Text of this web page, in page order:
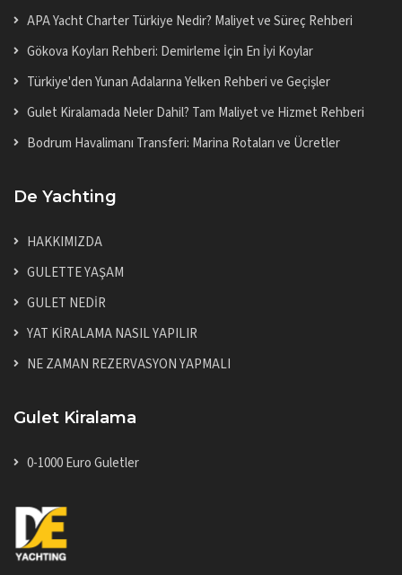
APA Yacht Charter Türkiye Nedir? Maliyet ve Süreç Rehberi
Gökova Koyları Rehberi: Demirleme İçin En İyi Koylar
Türkiye'den Yunan Adalarına Yelken Rehberi ve Geçişler
Gulet Kiralamada Neler Dahil? Tam Maliyet ve Hizmet Rehberi
Bodrum Havalimanı Transferi: Marina Rotaları ve Ücretler
De Yachting
HAKKIMIZDA
GULETTE YAŞAM
GULET NEDİR
YAT KİRALAMA NASIL YAPILIR
NE ZAMAN REZERVASYON YAPMALI
Gulet Kiralama
0-1000 Euro Guletler